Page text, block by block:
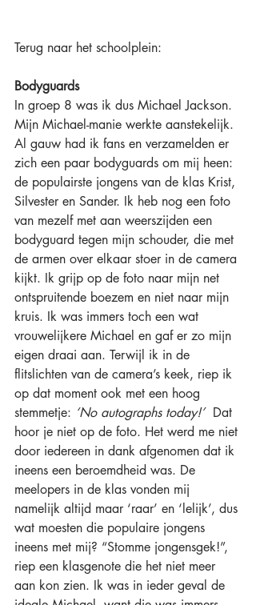
Terug naar het schoolplein:
Bodyguards
In groep 8 was ik dus Michael Jackson.
Mijn Michael-manie werkte aanstekelijk.
Al gauw had ik fans en verzamelden er
zich een paar bodyguards om mij heen:
de populairste jongens van de klas Krist,
Silvester en Sander. Ik heb nog een foto
van mezelf met aan weerszijden een
bodyguard tegen mijn schouder, die met
de armen over elkaar stoer in de camera
kijkt. Ik grijp op de foto naar mijn net
ontspruitende boezem en niet naar mijn
kruis. Ik was immers toch een wat
vrouwelijkere Michael en gaf er zo mijn
eigen draai aan. Terwijl ik in de
flitslichten van de camera’s keek, riep ik
op dat moment ook met een hoog
stemmetje: ‘No autographs today!’ Dat
hoor je niet op de foto. Het werd me niet
door iedereen in dank afgenomen dat ik
ineens een beroemdheid was. De
meelopers in de klas vonden mij
namelijk altijd maar ‘raar’ en ‘lelijk’, dus
wat moesten die populaire jongens
ineens met mij? “Stomme jongensgek!”,
riep een klasgenote die het niet meer
aan kon zien. Ik was in ieder geval de